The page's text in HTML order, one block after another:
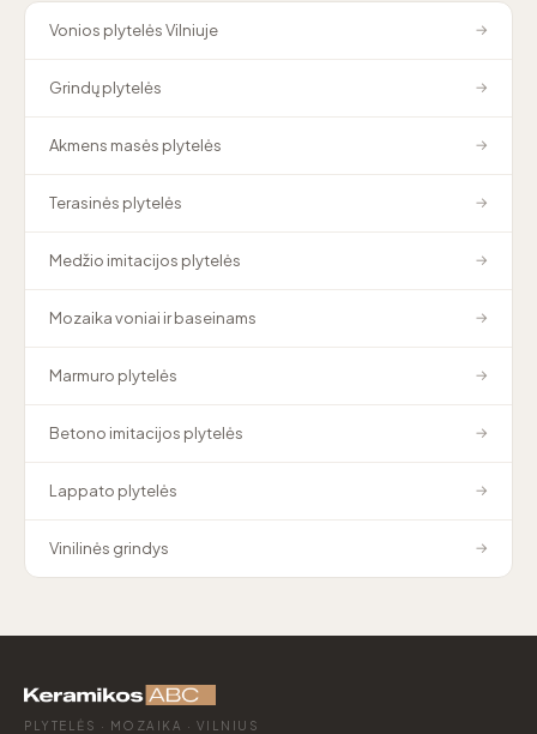
Vonios plytelės Vilniuje →
Grindų plytelės →
Akmens masės plytelės →
Terasinės plytelės →
Medžio imitacijos plytelės →
Mozaika voniai ir baseinams →
Marmuro plytelės →
Betono imitacijos plytelės →
Lappato plytelės →
Vinilinės grindys →
PLYTELĖS · MOZAIKA · VILNIUS